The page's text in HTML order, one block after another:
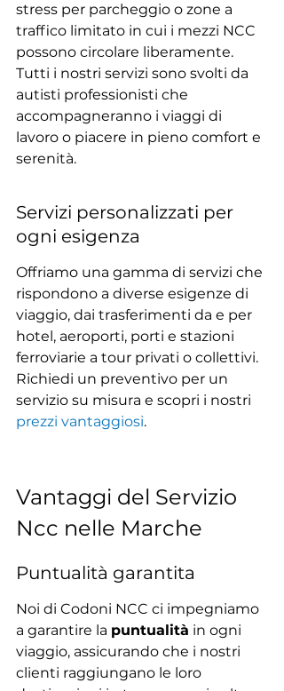
stress per parcheggio o zone a
traffico limitato in cui i mezzi NCC
possono circolare liberamente.
Tutti i nostri servizi sono svolti da
autisti professionisti che
accompagneranno i viaggi di
lavoro o piacere in pieno comfort e
serenità.
Servizi personalizzati per
ogni esigenza
Offriamo una gamma di servizi che
rispondono a diverse esigenze di
viaggio, dai trasferimenti da e per
hotel, aeroporti, porti e stazioni
ferroviarie a tour privati o collettivi.
Richiedi un preventivo per un
servizio su misura e scopri i nostri
prezzi vantaggiosi.
Vantaggi del Servizio
Ncc nelle Marche
Puntualità garantita
Noi di Codoni NCC ci impegniamo
a garantire la puntualità in ogni
viaggio, assicurando che i nostri
clienti raggiungano le loro